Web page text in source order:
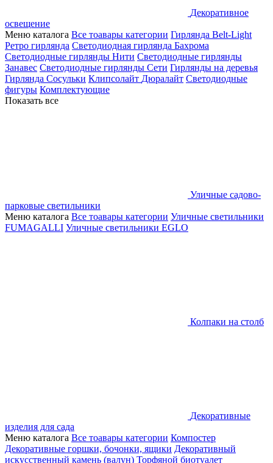
Декоративное
освещение
Меню каталога Все тоавары категории Гирлянда Belt-Light
Ретро гирлянда Светодиодная гирлянда Бахрома
Светодиодные гирлянды Нити Светодиодные гирлянды
Занавес Светодиодные гирлянды Сети Гирлянды на деревья
Гирлянда Сосульки Клипсолайт Дюралайт Светодиодные
фигуры Комплектующие
Показать все
Уличные садово-
парковые светильники
Меню каталога Все тоавары категории Уличные светильники
FUMAGALLI Уличные светильники EGLO
Колпаки на столб
Декоративные
изделия для сада
Меню каталога Все тоавары категории Компостер
Декоративные горшки, бочонки, ящики Декоративный
искусственный камень (валун) Торфяной биотуалет